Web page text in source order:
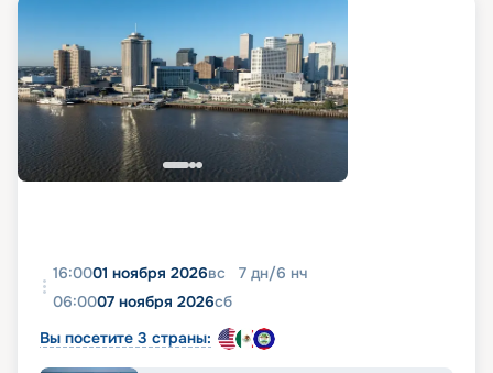
16:0001 ноября 2026вс 7 дн/6 нч
06:0007 ноября 2026сб
Вы посетите 3 страны: